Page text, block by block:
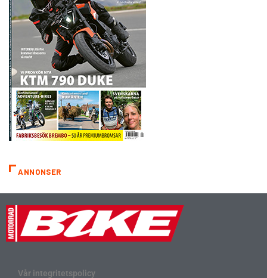
ANNONSER
Vår integritetspolicy